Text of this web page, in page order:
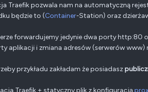
Traefik pozwala nam na automatyczną
będzie to (Container-Station) oraz
forwardujemy jedynie dwa porty http:80
aplikacji i zmiana adresów (serwerów www)
przykładu zakładam że posiadasz
Traefik + statyczny plik z konfiguracją